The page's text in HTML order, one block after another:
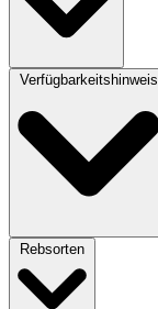
Verfügbarkeitshinweis
Rebsorten